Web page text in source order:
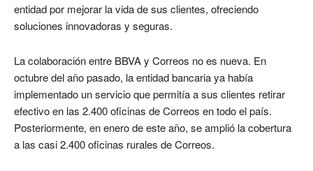
entidad por mejorar la vida de sus clientes, ofreciendo
soluciones innovadoras y seguras.
La colaboración entre BBVA y Correos no es nueva. En
octubre del año pasado, la entidad bancaria ya había
implementado un servicio que permitía a sus clientes retirar
efectivo en las 2.400 oficinas de Correos en todo el país.
Posteriormente, en enero de este año, se amplió la cobertura
a las casi 2.400 oficinas rurales de Correos.